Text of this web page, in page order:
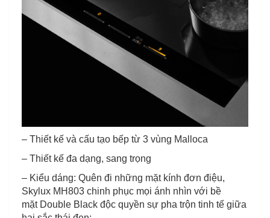
– Thiết kế và cấu tạo bếp từ 3 vùng Malloca
– Thiết kế đa dạng, sang trọng
– Kiểu dáng: Quên đi những mặt kính đơn điệu,
Skylux MH803 chinh phục mọi ánh nhìn với bề
mặt Double Black độc quyền sự pha trộn tinh tế giữa